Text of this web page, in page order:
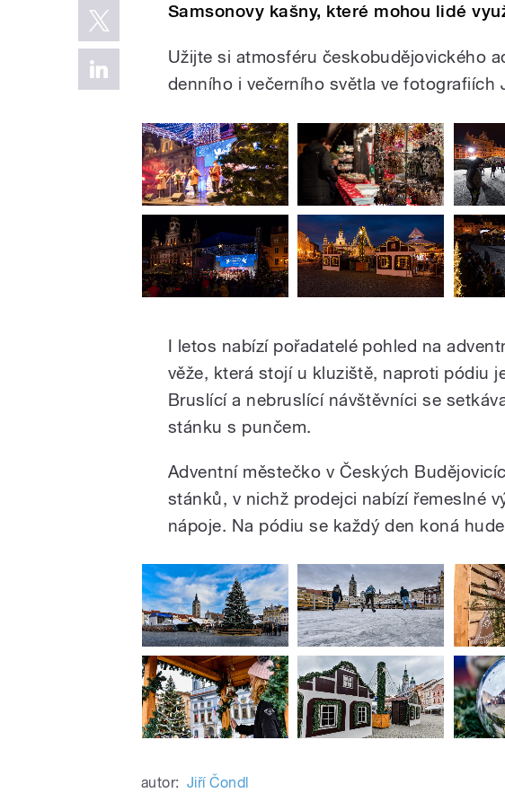
Samsonovy kašny, které mohou lidé
Užijte si atmosféru českobudějovického
denního i večerního světla ve fotografiích
I letos nabízí pořadatelé pohled na
věže, která stojí u kluziště, naproti pódiu
Bruslící a nebruslící návštěvníci se
stánku s punčem.
Adventní městečko v Českých
stánků, v nichž prodejci nabízí řemeslné
nápoje. Na pódiu se každý den koná
autor: Jiří Čondl